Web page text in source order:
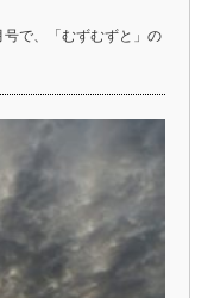
ずむずと」の